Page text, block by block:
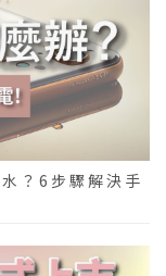
？6步驟解決手